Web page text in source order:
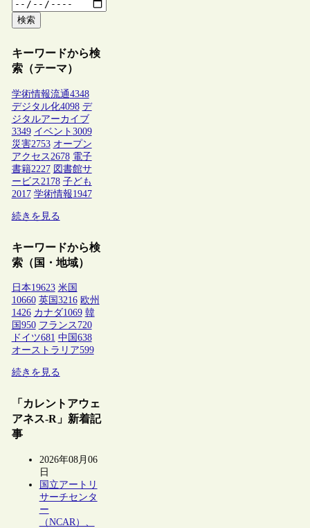
検索
キーワードから検
索（テーマ）
学術情報流通4348
デジタル化4098 デ
ジタルアーカイブ
3349 イベント 3009
災害2753 オープン
アクセス 2678 電子
書籍2227 図書館サ
ービス 2178 子ども
2017 学術情報1947
続きを見る
キーワードから検
索（国・地域）
日本19623 米国
10660 英国 3216 欧州
1426 カナダ1069 韓
国 950 フランス 720
ドイツ681 中国 638
オーストラリア599
続きを見る
「カレントアウェ
アネス-R」新着記
事
2026年08月06
日
国立アートリ
サーチセンタ
ー
（NCAR）、